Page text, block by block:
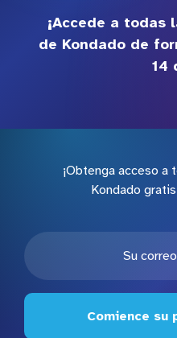
¡Accede a todas
de Kondado de
14
¡Obtenga acceso a
Kondado
Comience su